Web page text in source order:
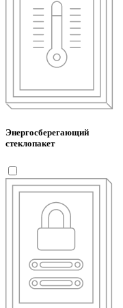
Энергосберегающий
стеклопакет